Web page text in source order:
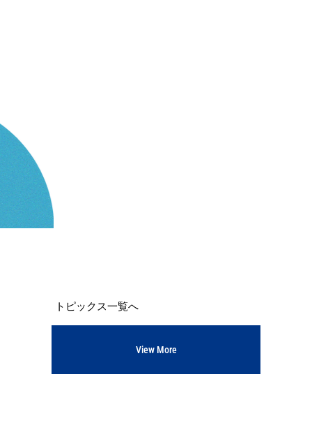
トピックス一覧へ
View More